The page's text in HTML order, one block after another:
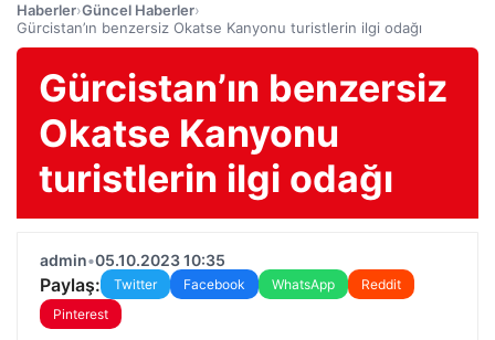
Haberler›Güncel Haberler›
Gürcistan’ın benzersiz Okatse Kanyonu turistlerin ilgi odağı
Gürcistan’ın benzersiz
Okatse Kanyonu
turistlerin ilgi odağı
admin•05.10.2023 10:35
Paylaş: Twitter Facebook WhatsApp
Reddit
Pinterest